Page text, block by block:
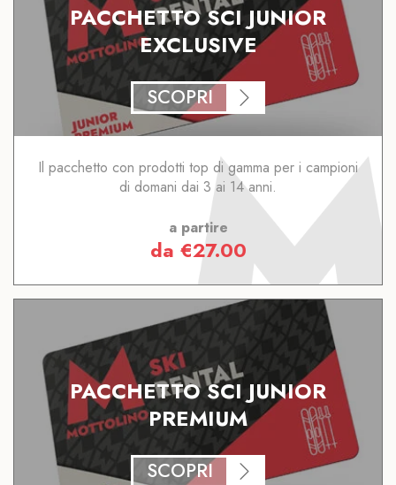
PACCHETTO SCI JUNIOR
EXCLUSIVE
SCOPRI
Il pacchetto con prodotti top di gamma per i campioni
di domani dai 3 ai 14 anni.
a partire
da €27.00
PACCHETTO SCI JUNIOR
PREMIUM
SCOPRI